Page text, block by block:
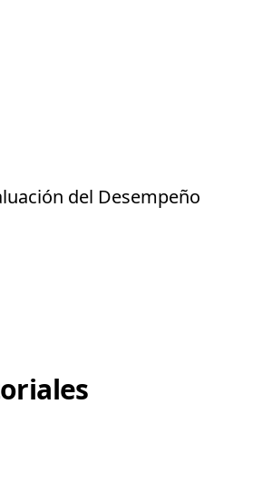
del Desempeño